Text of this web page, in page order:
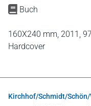
Buch
160X240 mm, 2011,
Hardcover
Kirchhof/Schmidt/